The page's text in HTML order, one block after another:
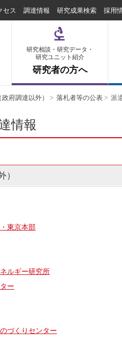
セス 調達情報 研究成果検索 採用
研究相談・研究データ・
研究ユニット紹介
研究者の方へ
府調達以外） > 落札者等の公表 > 派
情報
）
東京本部
ルギー研究所
ー
づくりセンター